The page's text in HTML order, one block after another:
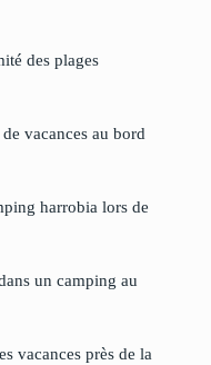
des plages
vacances au bord
harrobia lors de
un camping au
vacances près de la